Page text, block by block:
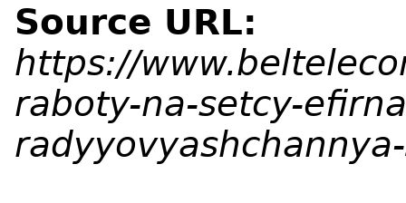
Source URL:
https://
raboty-na-setcy-